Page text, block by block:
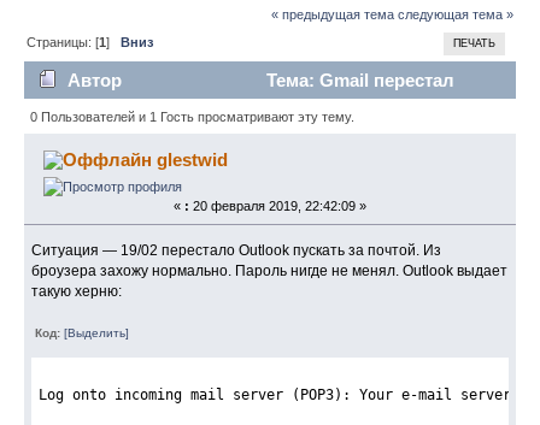
« предыдущая тема следующая тема »
ПЕЧАТЬ
Страницы: [1]Вниз
Автор
Тема: Gmail перестал
пускать на POP3/IMAP/SMTP (Прочитано 1910 раз)
0 Пользователей и 1 Гость просматривают эту тему.
glestwid
« : 20 февраля 2019, 22:42:09 »
Ситуация — 19/02 перестало Outlook пускать за почтой. Из
броузера захожу нормально. Пароль нигде не менял. Outlook выдает
такую херню:
Код:[Выделить]
Log onto incoming mail server (POP3): Your e-mail server